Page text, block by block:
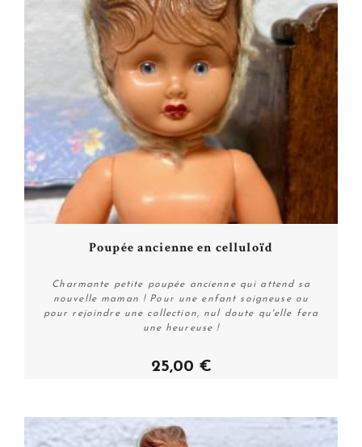
Acheter
Poupée ancienne en celluloïd
Charmante petite poupée ancienne qui attend sa
nouvelle maman ! Pour une enfant soigneuse ou
pour rejoindre une collection, nul doute qu'elle fera
une heureuse !
25,00 €